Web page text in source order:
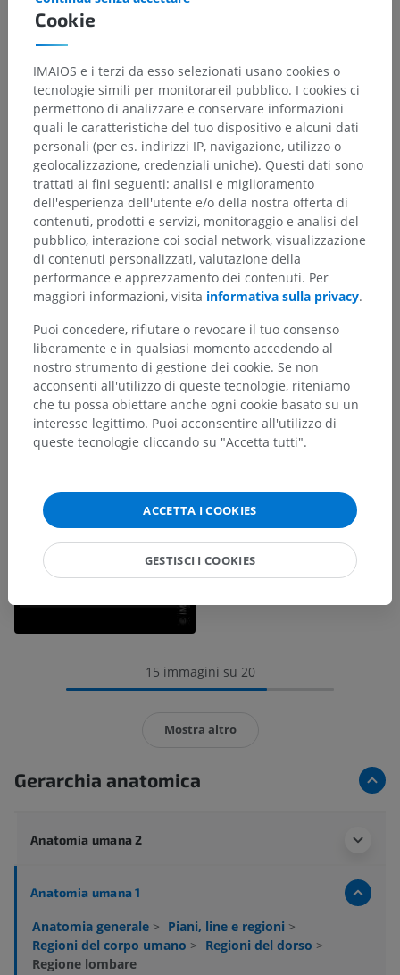
15 immagini su 20
Mostra altro
Gerarchia anatomica
Anatomia umana 2
Anatomia umana 1
Anatomia generale > Piani, line e regioni >
Regioni del corpo umano > Regioni del dorso >
Regione lombare
Cookie
IMAIOS e i terzi da esso selezionati usano cookies o
tecnologie simili per monitorareil pubblico. I cookies ci
permettono di analizzare e conservare informazioni
quali le caratteristiche del tuo dispositivo e alcuni dati
personali (per es. indirizzi IP, navigazione, utilizzo o
geolocalizzazione, credenziali uniche). Questi dati sono
trattati ai fini seguenti: analisi e miglioramento
dell'esperienza dell'utente e/o della nostra offerta di
contenuti, prodotti e servizi, monitoraggio e analisi del
pubblico, interazione coi social network, visualizzazione
di contenuti personalizzati, valutazione della
performance e apprezzamento dei contenuti. Per
maggiori informazioni, visita informativa sulla privacy.
Puoi concedere, rifiutare o revocare il tuo consenso
liberamente e in qualsiasi momento accedendo al
nostro strumento di gestione dei cookie. Se non
acconsenti all'utilizzo di queste tecnologie, riteniamo
che tu possa obiettare anche ogni cookie basato su un
interesse legittimo. Puoi acconsentire all'utilizzo di
queste tecnologie cliccando su "Accetta tutti".
ACCETTA I COOKIES
GESTISCI I COOKIES